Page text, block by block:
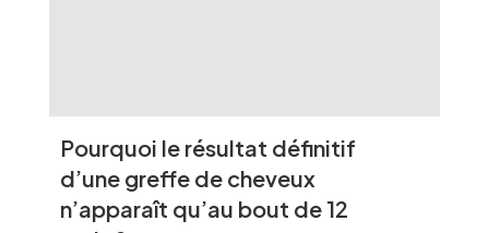
Pourquoi le résultat définitif
d’une greffe de cheveux
n’apparaît qu’au bout de 12